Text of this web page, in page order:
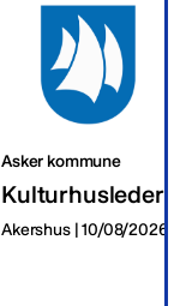
Asker kommune
Kulturhusleder
Akershus | 10/08/2026